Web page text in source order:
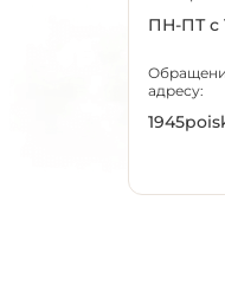
ПН-ПТ с
адресу: